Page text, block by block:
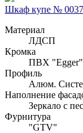
Шкаф купе №
Материал
ЛДСП
Кромка
ПВХ "Egger"
Профиль
Алюм.
Наполнение
Зеркало с
Фурнитура
"GTV"